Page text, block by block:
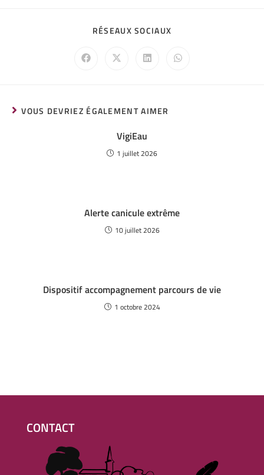
RÉSEAUX SOCIAUX
VOUS DEVRIEZ ÉGALEMENT AIMER
VigiEau
1 juillet 2026
Alerte canicule extrême
10 juillet 2026
Dispositif accompagnement parcours de vie
1 octobre 2024
CONTACT